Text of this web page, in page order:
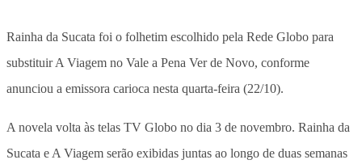
Rainha da Sucata foi o folhetim escolhido pela Rede Globo para
substituir A Viagem no Vale a Pena Ver de Novo, conforme
anunciou a emissora carioca nesta quarta-feira (22/10).
A novela volta às telas TV Globo no dia 3 de novembro. Rainha da
Sucata e A Viagem serão exibidas juntas ao longo de duas semanas